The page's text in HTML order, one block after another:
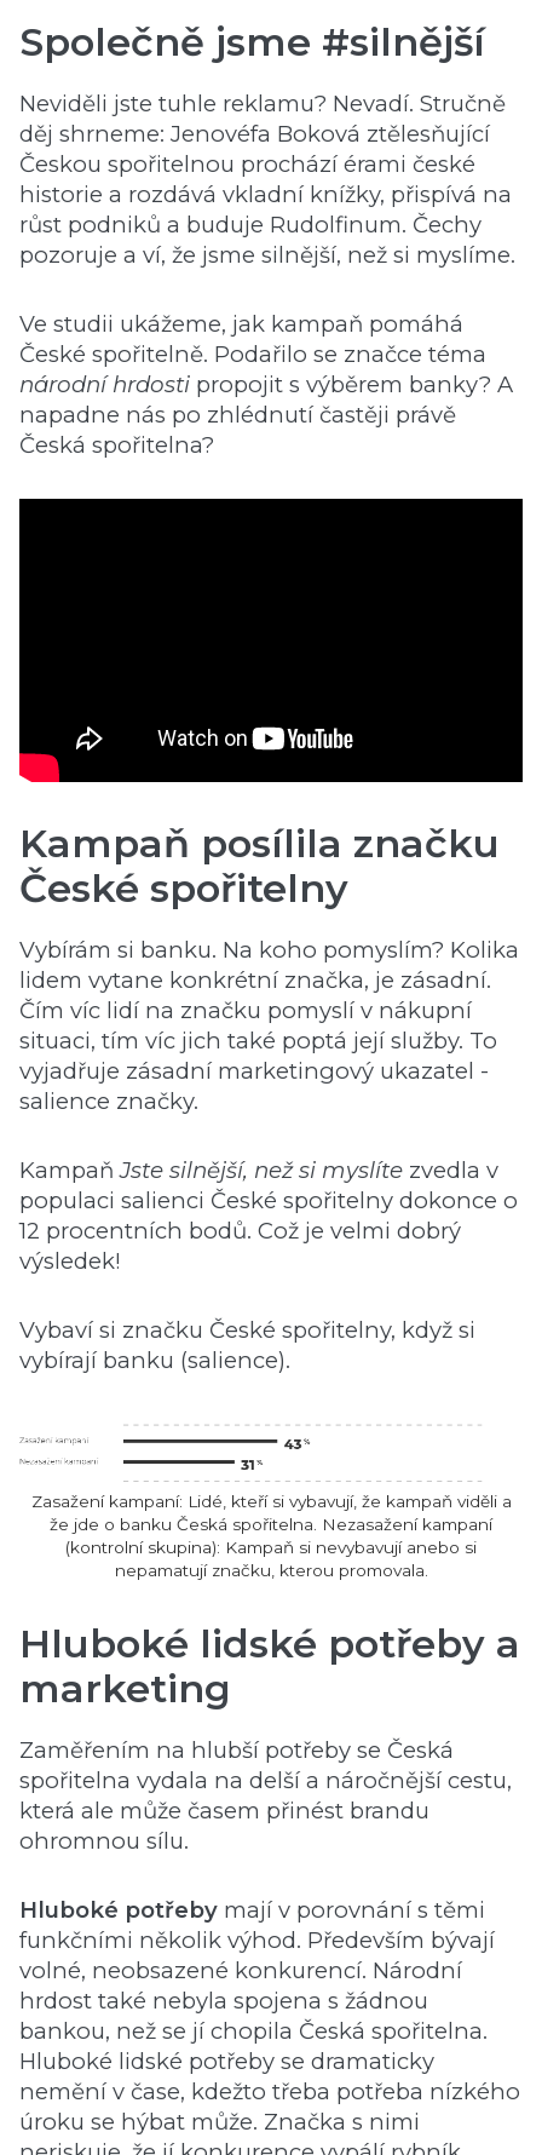
Společně jsme #silnější
Neviděli jste tuhle reklamu? Nevadí. Stručně
děj shrneme: Jenovéfa Boková ztělesňující
Českou spořitelnou prochází érami české
historie a rozdává vkladní knížky, přispívá na
růst podniků a buduje Rudolfinum. Čechy
pozoruje a ví, že jsme silnější, než si myslíme.
Ve studii ukážeme, jak kampaň pomáhá
České spořitelně. Podařilo se značce téma
národní hrdosti propojit s výběrem banky? A
napadne nás po zhlédnutí častěji právě
Česká spořitelna?
Kampaň posílila značku
České spořitelny
Vybírám si banku. Na koho pomyslím? Kolika
lidem vytane konkrétní značka, je zásadní.
Čím víc lidí na značku pomyslí v nákupní
situaci, tím víc jich také poptá její služby. To
vyjadřuje zásadní marketingový ukazatel -
salience značky.
KampaňJste silnější, než si myslíte zvedla v
populaci salienci České spořitelny dokonce o
12 procentních bodů. Což je velmi dobrý
výsledek!
Vybaví si značku České spořitelny, když si
vybírají banku (salience).
Zasažení kampaní: Lidé, kteří si vybavují, že kampaň viděli a
že jde o banku Česká spořitelna. Nezasažení kampaní
(kontrolní skupina): Kampaň si nevybavují anebo si
nepamatují značku, kterou promovala.
Hluboké lidské potřeby a
marketing
Zaměřením na hlubší potřeby se Česká
spořitelna vydala na delší a náročnější cestu,
která ale může časem přinést brandu
ohromnou sílu.
Hluboké potřeby mají v porovnání s těmi
funkčními několik výhod. Především bývají
volné, neobsazené konkurencí. Národní
hrdost také nebyla spojena s žádnou
bankou, než se jí chopila Česká spořitelna.
Hluboké lidské potřeby se dramaticky
nemění v čase, kdežto třeba potřeba nízkého
úroku se hýbat může. Značka s nimi